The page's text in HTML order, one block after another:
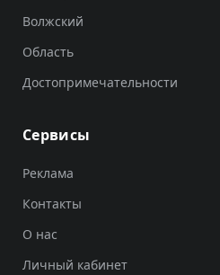
Волжский
Область
Достопримечательности
Сервисы
Реклама
Контакты
О нас
Личный кабинет